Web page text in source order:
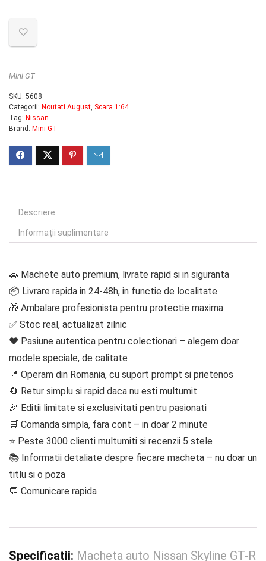
Mini GT
SKU: 5608
Categorii: Noutati August, Scara 1:64
Tag: Nissan
Brand: Mini GT
Descriere
Informații suplimentare
🚗 Machete auto premium, livrate rapid si in siguranta
📦 Livrare rapida in 24-48h, in functie de localitate
🎁 Ambalare profesionista pentru protectie maxima
✅ Stoc real, actualizat zilnic
❤️ Pasiune autentica pentru colectionari – alegem doar
modele speciale, de calitate
📍 Operam din Romania, cu suport prompt si prietenos
🔄 Retur simplu si rapid daca nu esti multumit
🎉 Editii limitate si exclusivitati pentru pasionati
🛒 Comanda simpla, fara cont – in doar 2 minute
⭐ Peste 3000 clienti multumiti si recenzii 5 stele
📚 Informatii detaliate despre fiecare macheta – nu doar un
titlu si o poza
💬 Comunicare rapida
Specificatii: Macheta auto Nissan Skyline GT-R